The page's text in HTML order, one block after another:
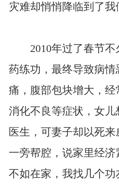
灾难却悄悄降临到了我
2010年过了春节不
药练功，最终导致病
痛，腹部包块增大，经
消化不良等症状，女
医生，可妻子却以死
一旁帮腔，说家里经济
不如在家，我找几个